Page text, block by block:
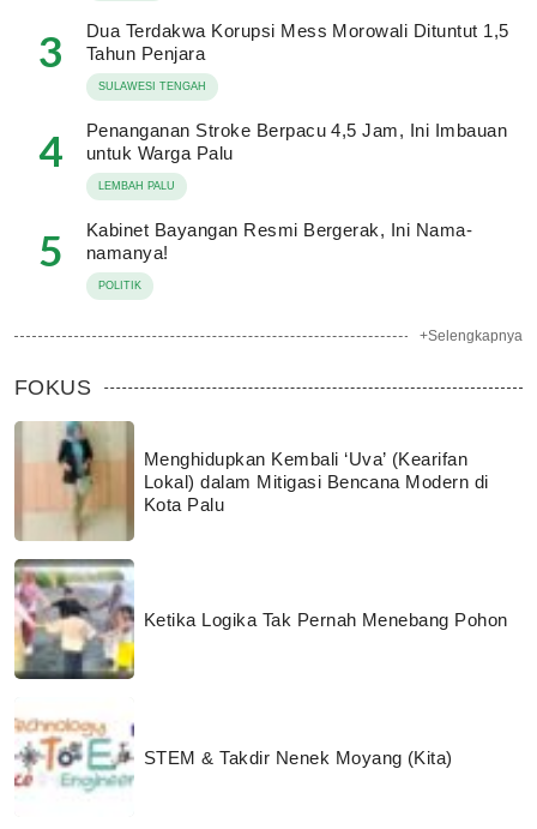
3
Dua Terdakwa Korupsi Mess Morowali Dituntut 1,5
Tahun Penjara
SULAWESI TENGAH
4
Penanganan Stroke Berpacu 4,5 Jam, Ini Imbauan
untuk Warga Palu
LEMBAH PALU
5
Kabinet Bayangan Resmi Bergerak, Ini Nama-
namanya!
POLITIK
+Selengkapnya
FOKUS
Menghidupkan Kembali ‘Uva’ (Kearifan
Lokal) dalam Mitigasi Bencana Modern di
Kota Palu
Ketika Logika Tak Pernah Menebang Pohon
STEM & Takdir Nenek Moyang (Kita)